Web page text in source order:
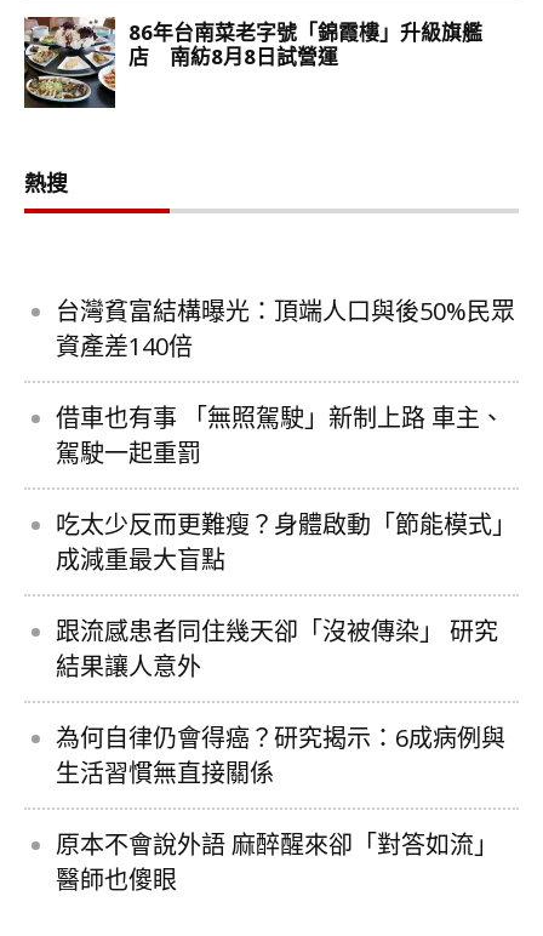
熱搜
台灣貧富結構曝光：頂端人口與後50%民眾
資產差140倍
借車也有事 「無照駕駛」新制上路 車主、
駕駛一起重罰
吃太少反而更難瘦？身體啟動「節能模式」
成減重最大盲點
跟流感患者同住幾天卻「沒被傳染」 研究
結果讓人意外
為何自律仍會得癌？研究揭示：6成病例與
生活習慣無直接關係
原本不會說外語 麻醉醒來卻「對答如流」
醫師也傻眼